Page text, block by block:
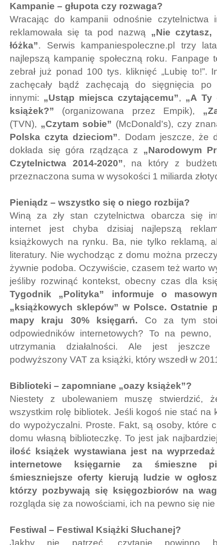
Kampanie – głupota czy rozwaga?
Wracając do kampanii odnośnie czytelnictwa
reklamowała się ta pod nazwą „Nie
łóżka”. Serwis kampaniespoleczne.pl trzy
najlepszą kampanię społeczną roku. Fanpage
zebrał już ponad 100 tys. kliknięć „Lubię to!”.
zachęcały bądź zachęcają do sięgnięcia
innymi: „Ustąp miejsca czytającemu”, „A Ty
książek?” (organizowana przez Empik),
(TVN), „Czytam sobie” (McDonald's), czy
Polska czyta dzieciom”. Dodam jeszcze, że
dokłada się góra rządząca z „Narodowym
Czytelnictwa 2014-2020”, na który z
przeznaczona suma w wysokości 1 miliarda
Pieniądz – wszystko się o niego rozbija?
Winą za zły stan czytelnictwa obarcza się
internet jest chyba dzisiaj najlepszą
książkowych na rynku. Ba, nie tylko reklamą,
literatury. Nie wychodząc z domu można
żywnie podoba. Oczywiście, czasem też warto
jeśliby rozwinąć kontekst, obecny czas dla
Tygodnik „Polityka” informuje o
„książkowych sklepów” w Polsce. Ostatnie
mapy kraju 30% księgarń. Co za tym
odpowiedników internetowych? To na
utrzymania działalności. Ale jest
podwyższony VAT za książki, który wszedł w
Biblioteki – zapomniane „oazy książek”?
Niestety z ubolewaniem muszę stwierdzić,
wszystkim rolę bibliotek. Jeśli kogoś nie stać na
do wypożyczalni. Proste. Fakt, są osoby, które
domu własną biblioteczkę. To jest jak
ilość książek wystawiana jest na
internetowe księgarnie za śmieszne
śmieszniejsze oferty kierują ludzie w
którzy pozbywają się księgozbiorów na
rozgląda się za nowościami, ich na pewno się
Festiwal – Festiwal Książki Słuchanej?
Jakby nie patrzeć, czytanie powinno